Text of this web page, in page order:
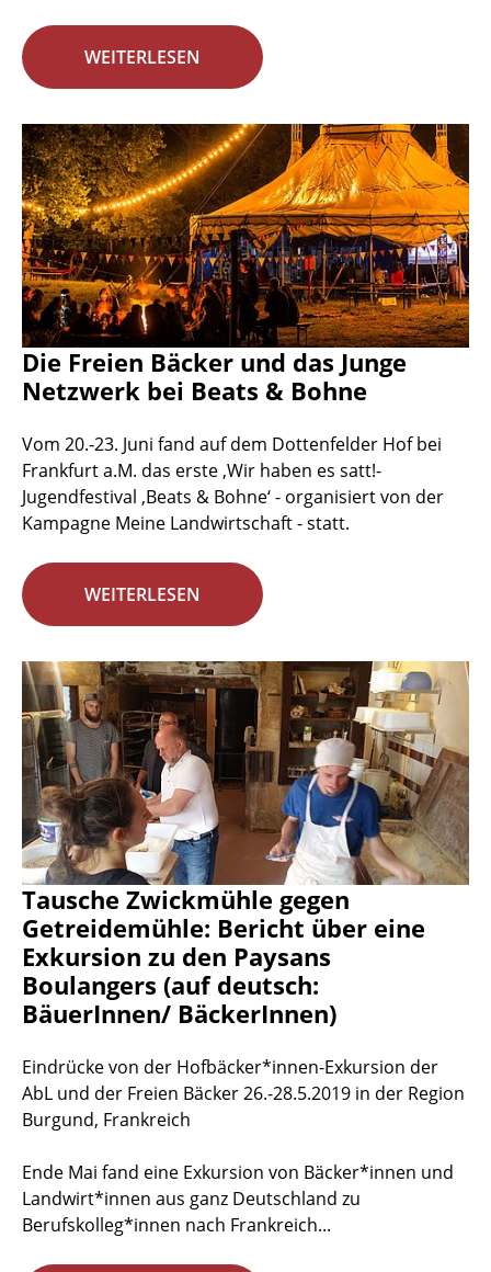
WEITERLESEN
Die Freien Bäcker und das Junge
Netzwerk bei Beats & Bohne
Vom 20.-23. Juni fand auf dem Dottenfelder Hof bei
Frankfurt a.M. das erste ‚Wir haben es satt!-
Jugendfestival ‚Beats & Bohne‘ - organisiert von der
Kampagne Meine Landwirtschaft - statt.
WEITERLESEN
Tausche Zwickmühle gegen
Getreidemühle: Bericht über eine
Exkursion zu den Paysans
Boulangers (auf deutsch:
BäuerInnen/ BäckerInnen)
Eindrücke von der Hofbäcker*innen-Exkursion der
AbL und der Freien Bäcker 26.-28.5.2019 in der Region
Burgund, Frankreich
Ende Mai fand eine Exkursion von Bäcker*innen und
Landwirt*innen aus ganz Deutschland zu
Berufskolleg*innen nach Frankreich...